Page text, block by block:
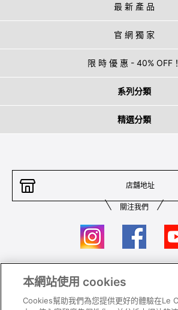
最 新 產 品
官 網 獨 家
限 時 優 惠 - 40% OFF！
系列分類
精選分類
店舖地址
關注我們
聯絡我們
本網站使用 cookies
Cookies幫助我們為您提供更好的體驗在Le